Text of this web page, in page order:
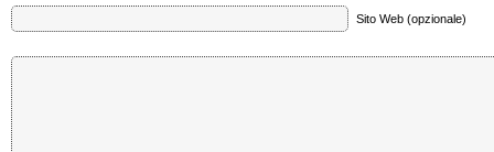
Sito Web (opzionale)